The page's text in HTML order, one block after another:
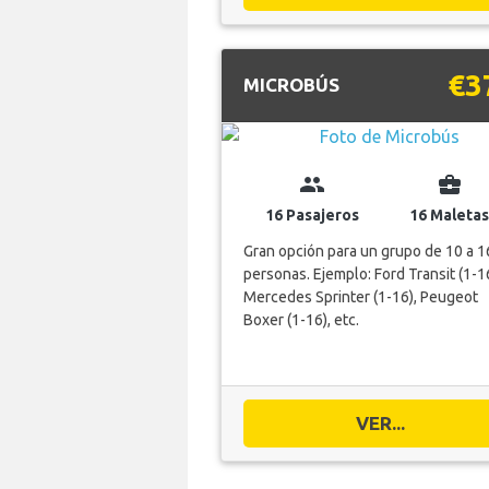
MICROBÚS
group
16 Pasajeros
business_center
16 Maletas
Gran opción para un grupo de 10 a
personas. Ejemplo: Ford Transit (1-
Mercedes Sprinter (1-16), Peugeot
Boxer (1-16), etc.
VER...